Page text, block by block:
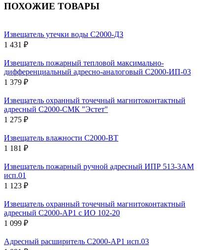
ПОХОЖИЕ ТОВАРЫ
Извещатель утечки воды С2000-ДЗ
1 431 ₽
Извещатель пожарный тепловой максимально-
дифференциальный адресно-аналоговый С2000-ИП-03
1 379 ₽
Извещатель охранный точечный магнитоконтактный
адресный С2000-СМК "Эстет"
1 275 ₽
Извещатель влажности С2000-ВТ
1 181 ₽
Извещатель пожарный ручной адресный ИПР 513-3АМ
исп.01
1 123 ₽
Извещатель охранный точечный магнитоконтактный
адресный С2000-АР1 с ИО 102-20
1 099 ₽
Адресный расширитель С2000-АР1 исп.03